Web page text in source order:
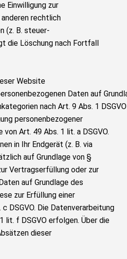
Einwilligung zur
rechtlich
(z. B. steuer-
die Löschung nach Fortfall
Website
Daten auf
nach Art. 9 Abs. 1 DSGVO
personenbezogener
Art. 49 Abs. 1 lit. a DSGVO.
in Ihr Endgerät (z. B. via
auf Grundlage von §
Vertragserfüllung oder zur
auf Grundlage des
zur Erfüllung einer
DSGVO. Die Datenverarbeitung
lit. f DSGVO erfolgen. Über die
dieser